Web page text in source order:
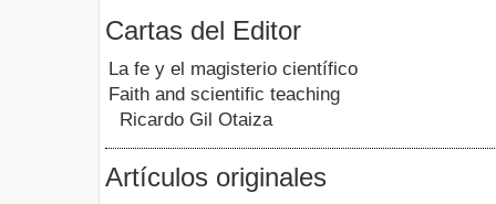
Cartas del Editor
La fe y el magisterio científico
Faith and scientific teaching
Ricardo Gil Otaiza
Artículos originales